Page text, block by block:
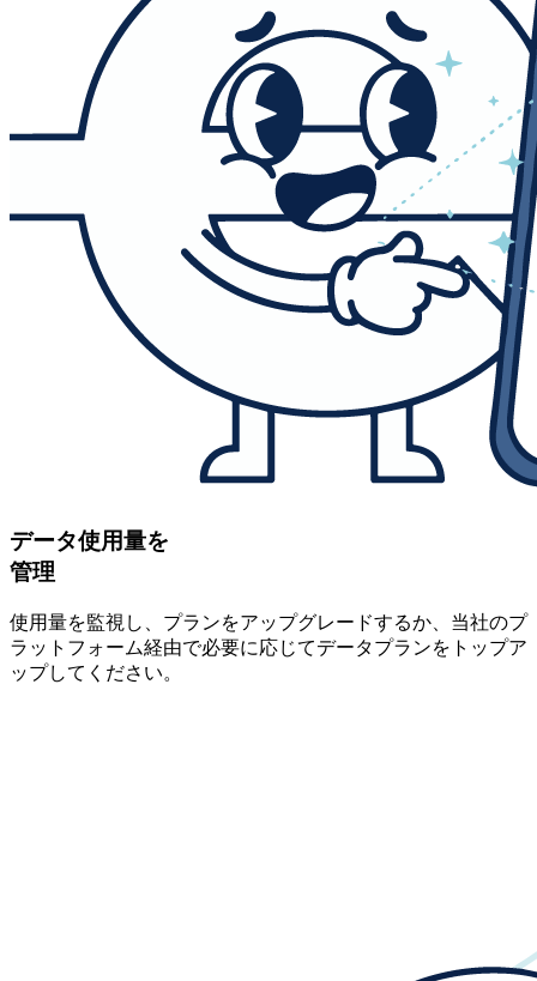
データ使用量を
管理
使用量を監視し、プランをアップグレードするか、当社のプ
ラットフォーム経由で必要に応じてデータプランをトップア
ップしてください。